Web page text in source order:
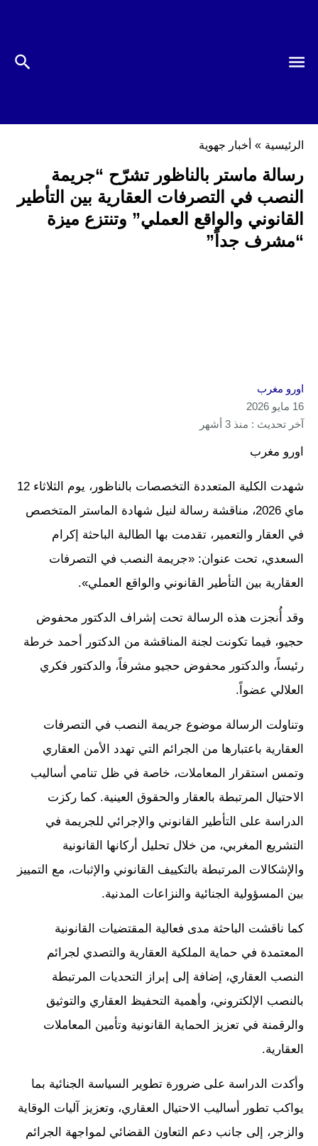
الرئيسية » أخبار جهوية
رسالة ماستر بالناظور تشرّح “جريمة
النصب في التصرفات العقارية بين التأطير
القانوني والواقع العملي” وتنتزع ميزة
“مشرف جداً”
اورو مغرب
16 مايو 2026
آخر تحديث : منذ 3 أشهر
اورو مغرب
شهدت الكلية المتعددة التخصصات بالناظور، يوم الثلاثاء 12
ماي 2026، مناقشة رسالة لنيل شهادة الماستر المتخصص
في العقار والتعمير، تقدمت بها الطالبة الباحثة إكرام
السعدي، تحت عنوان: «جريمة النصب في التصرفات
العقارية بين التأطير القانوني والواقع العملي».
وقد أُنجزت هذه الرسالة تحت إشراف الدكتور محفوض
حجيو، فيما تكونت لجنة المناقشة من الدكتور أحمد خرطة
رئيساً، والدكتور محفوض حجيو مشرفاً، والدكتور فكري
العلالي عضواً.
وتناولت الرسالة موضوع جريمة النصب في التصرفات
العقارية باعتبارها من الجرائم التي تهدد الأمن العقاري
وتمس استقرار المعاملات، خاصة في ظل تنامي أساليب
الاحتيال المرتبطة بالعقار والحقوق العينية. كما ركزت
الدراسة على التأطير القانوني والإجرائي للجريمة في
التشريع المغربي، من خلال تحليل أركانها القانونية
والإشكالات المرتبطة بالتكييف القانوني والإثبات، مع التمييز
بين المسؤولية الجنائية والنزاعات المدنية.
كما ناقشت الباحثة مدى فعالية المقتضيات القانونية
المعتمدة في حماية الملكية العقارية والتصدي لجرائم
النصب العقاري، إضافة إلى إبراز التحديات المرتبطة
بالنصب الإلكتروني، وأهمية التحفيظ العقاري والتوثيق
والرقمنة في تعزيز الحماية القانونية وتأمين المعاملات
العقارية.
وأكدت الدراسة على ضرورة تطوير السياسة الجنائية بما
يواكب تطور أساليب الاحتيال العقاري، وتعزيز آليات الوقاية
والزجر، إلى جانب دعم التعاون القضائي لمواجهة الجرائم